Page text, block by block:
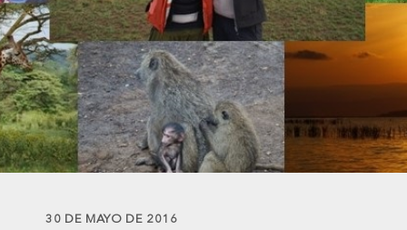
30 DE MAYO DE 2016